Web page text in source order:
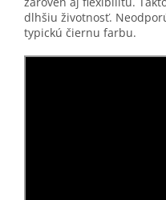
dlhšiu životnosť.
typickú čiernu farbu.